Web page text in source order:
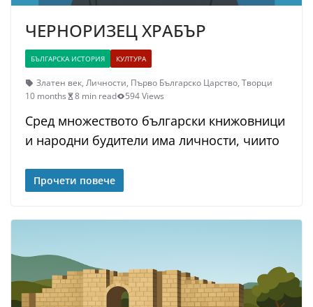
ЧЕРНОРИЗЕЦ ХРАБЪР
БЪЛГАРСКА ИСТОРИЯ КУЛТУРА
Златен век, Личности, Първо Българско Царство, Творци
10 months
8 min read 594 Views
Сред множеството български книжовници
и народни будители има личности, чиито
Прочети повече